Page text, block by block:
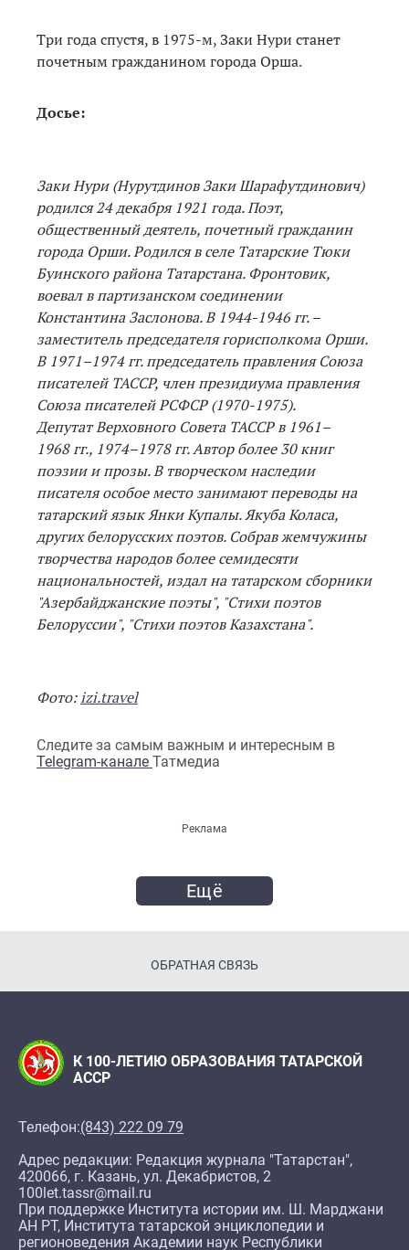
Три года спустя, в 1975-м, Заки Нури станет
почетным гражданином города Орша.
Досье:
Заки Нури (Нурутдинов Заки Шарафутдинович)
родился 24 декабря 1921 года. Поэт,
общественный деятель, почетный гражданин
города Орши. Родился в селе Татарские Тюки
Буинского района Татарстана. Фронтовик,
воевал в партизанском соединении
Константина Заслонова. В 1944-1946 гг. –
заместитель председателя горисполкома Орши.
В 1971–1974 гг. председатель правления Союза
писателей ТАССР, член президиума правления
Союза писателей РСФСР (1970-1975).
Депутат Верховного Совета ТАССР в 1961–
1968 гг., 1974–1978 гг. Автор более 30 книг
поэзии и прозы. В творческом наследии
писателя особое место занимают переводы на
татарский язык Янки Купалы. Якуба Коласа,
других белорусских поэтов. Собрав жемчужины
творчества народов более семидесяти
национальностей, издал на татарском сборники
"Азербайджанские поэты", "Стихи поэтов
Белоруссии", "Стихи поэтов Казахстана".
Фото:izi.travel
Следите за самым важным и интересным в
Telegram-канале Татмедиа
Реклама
Ещё
ОБРАТНАЯ СВЯЗЬ
К 100-ЛЕТИЮ ОБРАЗОВАНИЯ ТАТАРСКОЙ
АССР
Телефон:(843) 222 09 79
Адрес редакции: Редакция журнала "Татарстан",
420066, г. Казань, ул. Декабристов, 2
100let.tassr@mail.ru
При поддержке Института истории им. Ш. Марджани
АН РТ, Института татарской энциклопедии и
регионоведения Академии наук Республики